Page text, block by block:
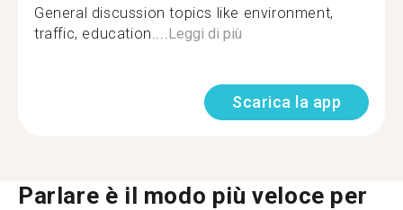
General discussion topics like environment,
traffic, education.... Leggi di più
Scarica la app
Parlare è il modo più veloce per